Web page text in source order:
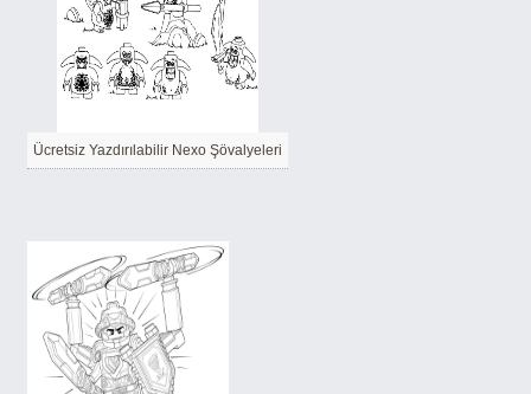
Ücretsiz Yazdırılabilir Nexo Şövalyeleri